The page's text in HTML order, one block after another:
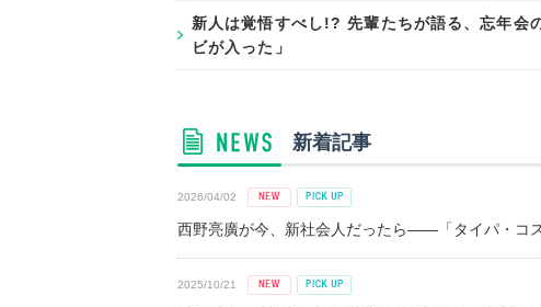
新人は覚悟すべし!? 先輩たちが語る、忘年会
ビが入った」
新着記事
2026/04/02
西野亮廣が今、新社会人だったら――「タイパ・コス
2025/10/21